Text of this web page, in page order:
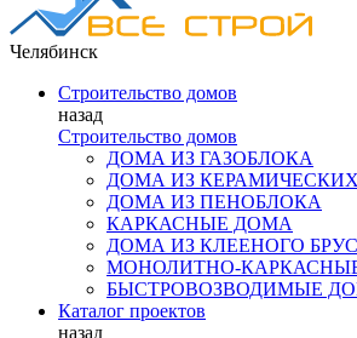
Челябинск
Строительство домов
назад
Строительство домов
ДОМА ИЗ ГАЗОБЛОКА
ДОМА ИЗ
ДОМА ИЗ ПЕНОБЛОКА
КАРКАСНЫЕ ДОМА
ДОМА ИЗ КЛЕЕНОГО
МОНОЛИТНО-
БЫСТРОВОЗВОДИМЫЕ
Каталог проектов
назад